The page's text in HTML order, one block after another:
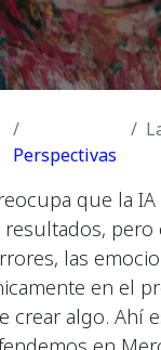
Perspectivas
que la
resultados, pero
las
en el
crear algo. Ahí